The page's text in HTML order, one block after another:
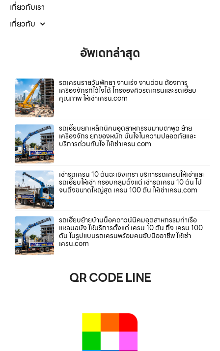
เกี่ยวกับเรา
เกี่ยวกับ
อัพเดทล่าสุด
รถเครนรายวันพัทยา งานเร่ง งานด่วน ต้องการ
เครื่องจักรที่ไว้ใจได้ โทรจองคิวรถเครนและรถเฮี๊ยบ
คุณภาพ ให้เช่าเครน.com
รถเฮี๊ยบยกเหล็กนิคมอุตสาหกรรมมาบตาพุด ย้าย
เครื่องจักร ยกของหนัก มั่นใจในความปลอดภัยและ
บริการด่วนทันใจ ให้เช่าเครน.com
เช่ารถเครน 10 ตันฉะเชิงเทรา บริการรถเครนให้เช่าและ
รถเฮี๊ยบให้เช่า ครอบคลุมตั้งแต่ เช่ารถเครน 10 ตัน ไป
จนถึงขนาดใหญ่สุด เครน 100 ตัน ให้เช่าเครน.com
รถเฮี๊ยบย้ายบ้านน็อคดาวน์นิคมอุตสาหกรรมท่าเรือ
แหลมฉบัง ให้บริการตั้งแต่ เครน 10 ตัน ถึง เครน 100
ตัน ในรูปแบบรถเครนพร้อมคนขับมืออาชีพ ให้เช่า
เครน.com
QR CODE LINE